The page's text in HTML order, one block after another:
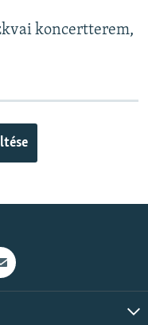
koncertterem,